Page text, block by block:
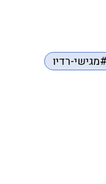
#מגישי-רדיו